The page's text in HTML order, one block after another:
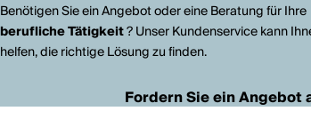
Benötigen Sie ein Angebot oder eine Beratung für Ihre
berufliche Tätigkeit? Unser Kundenservice kann
helfen, die richtige Lösung zu finden.
Fordern Sie ein Angebot